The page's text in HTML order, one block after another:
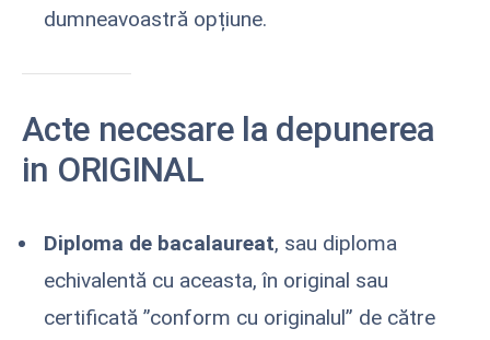
dumneavoastră opțiune.
Acte necesare la depunerea
in ORIGINAL
Diploma de bacalaureat, sau diploma
echivalentă cu aceasta, în original sau
certificată ”conform cu originalul” de către